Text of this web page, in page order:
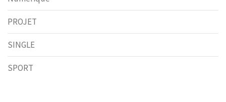
PROJET
SINGLE
SPORT